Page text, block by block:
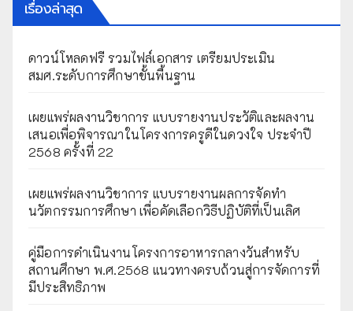
เรื่องล่าสุด
ดาวน์โหลดฟรี รวมไฟล์เอกสาร เตรียมประเมิน
สมศ.ระดับการศึกษาขั้นพื้นฐาน
เผยแพร่ผลงานวิชาการ แบบรายงานประวัติและผลงาน
เสนอเพื่อพิจารณาในโครงการครูดีในดวงใจ ประจำปี
2568 ครั้งที่ 22
เผยแพร่ผลงานวิชาการ แบบรายงานผลการจัดทำ
นวัตกรรมการศึกษา เพื่อคัดเลือกวิธีปฏิบัติที่เป็นเลิศ
คู่มือการดำเนินงานโครงการอาหารกลางวันสำหรับ
สถานศึกษา พ.ศ.2568 แนวทางครบถ้วนสู่การจัดการที่
มีประสิทธิภาพ